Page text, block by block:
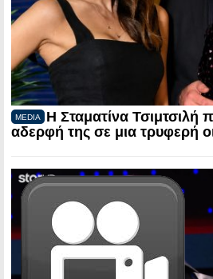
MEDIA
Η Σταματίνα Τσιμτσιλή
αδερφή της σε μια τρυφερή